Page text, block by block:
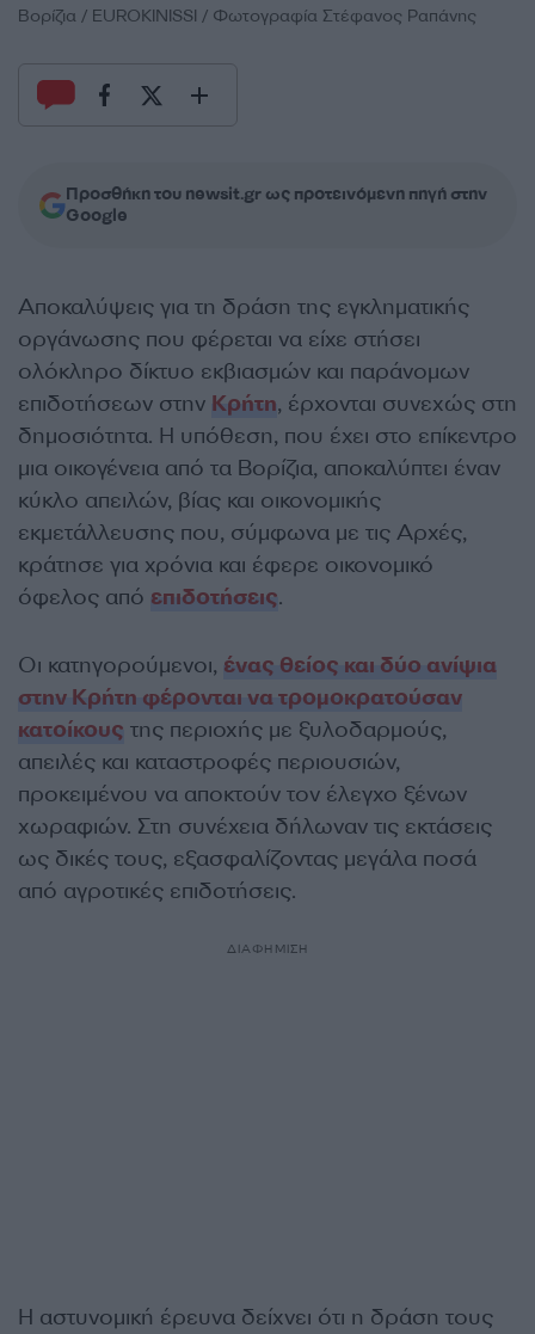
Βορίζια / EUROKINISSI / Φωτογραφία Στέφανος Ραπάνης
Προσθήκη του newsit.gr ως προτεινόμενη πηγή στην
Google
Αποκαλύψεις για τη δράση της εγκληματικής
οργάνωσης που φέρεται να είχε στήσει
ολόκληρο δίκτυο εκβιασμών και παράνομων
επιδοτήσεων στην Κρήτη, έρχονται συνεχώς στη
δημοσιότητα. Η υπόθεση, που έχει στο επίκεντρο
μια οικογένεια από τα Βορίζια, αποκαλύπτει έναν
κύκλο απειλών, βίας και οικονομικής
εκμετάλλευσης που, σύμφωνα με τις Αρχές,
κράτησε για χρόνια και έφερε οικονομικό
όφελος από επιδοτήσεις.
Οι κατηγορούμενοι, ένας θείος και δύο ανίψια
στην Κρήτη φέρονται να τρομοκρατούσαν
κατοίκους της περιοχής με ξυλοδαρμούς,
απειλές και καταστροφές περιουσιών,
προκειμένου να αποκτούν τον έλεγχο ξένων
χωραφιών. Στη συνέχεια δήλωναν τις εκτάσεις
ως δικές τους, εξασφαλίζοντας μεγάλα ποσά
από αγροτικές επιδοτήσεις.
ΔΙΑΦΗΜΙΣΗ
Η αστυνομική έρευνα δείχνει ότι η δράση τους